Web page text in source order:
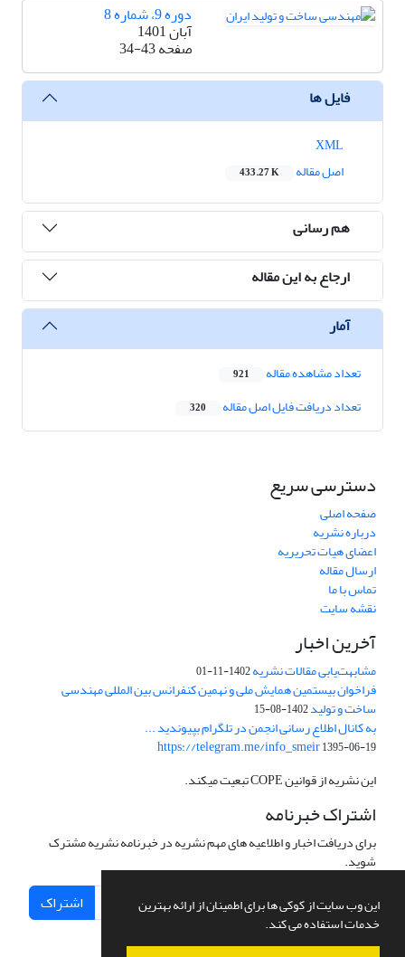
این وب سایت از کوکی ها برای اطمینان از ارائه بهترین
خدمات استفاده می کند.
دوره 9، شماره 8
آبان 1401
صفحه34-43
فایل ها
اصل مقاله
433.27 K
هم رسانی
ارجاع به این مقاله
آمار
تعداد مشاهده مقاله 921
تعداد دریافت فایل اصل مقاله 320
دسترسی سریع
صفحه اصلی
درباره نشریه
اعضای هیات تحریریه
ارسال مقاله
تماس با ما
نقشه سایت
آخرین اخبار
مشابهت‌یابی مقالات نشریه1402-11-01
فراخوان بیستمین همایش ملی و نهمین کنفرانس بین المللی مهندسی
ساخت و تولید1402-08-15
به کانال اطلاع رسانی انجمن در تلگرام بپیوندید ...
https://telegram.me/info_smeir1395-06-19
این نشریه از قوانین COPE تبعیت میکند.
اشتراک خبرنامه
برای دریافت اخبار و اطلاعیه های مهم نشریه در خبرنامه نشریه مشترک
شوید.
اشتراک